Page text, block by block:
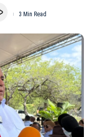
3 Min Read